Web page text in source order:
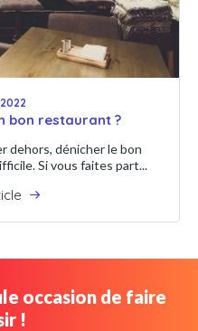
bon restaurant ?
dehors, dénicher le bon
Si vous faites part...
occasion de faire
!